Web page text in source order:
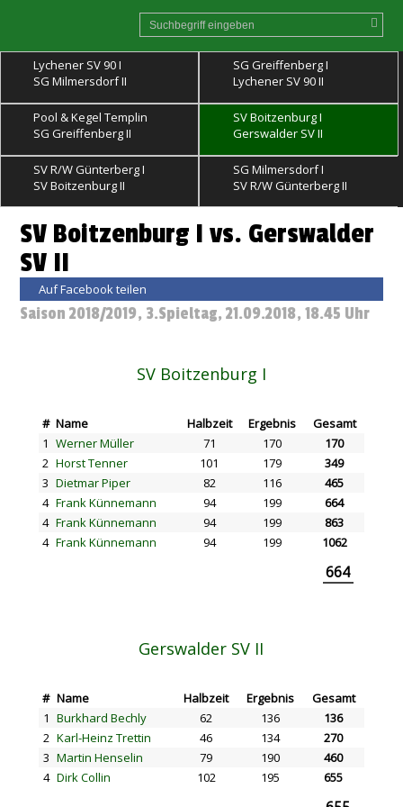
Lychener SV 90 I
SG Milmersdorf II
SG Greiffenberg I
Lychener SV 90 II
Pool & Kegel Templin
SG Greiffenberg II
SV Boitzenburg I
Gerswalder SV II
SV R/W Günterberg I
SV Boitzenburg II
SG Milmersdorf I
SV R/W Günterberg II
SV Boitzenburg I vs. Gerswalder
SV II
Auf Facebook teilen
Saison 2018/2019, 3.Spieltag, 21.09.2018, 18.45 Uhr
SV Boitzenburg I
# Name Halbzeit Ergebnis
Gesamt
1 Werner Müller 71 170
170
2 Horst Tenner 101 179
349
3 Dietmar Piper 82 116
465
4 Frank Künnemann 94 199
664
4 Frank Künnemann 94 199
863
4 Frank Künnemann 94 199 1062
664
Gerswalder SV II
# Name Halbzeit Ergebnis
Gesamt
1 Burkhard Bechly 62 136
136
2 Karl-Heinz Trettin 46 134
270
3 Martin Henselin 79 190
460
4 Dirk Collin 102 195 655